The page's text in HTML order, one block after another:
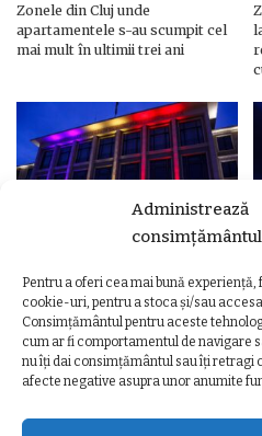
Administrează
consimțământul
Pentru a oferi cea mai bună
cookie-uri, pentru a stoca și/sau
Consimțământul pentru aceste
cum ar fi comportamentul de navigare
nu îți dai consimțământul sau îți retragi
afecte negative asupra unor anumite
Zonele din Cluj unde
apartamentele s-au scumpit cel
mai mult în ultimii trei ani
Ziua Unirii Principatelor Române
– Clădiri și poduri din Cluj,
iluminate în culorile drapelului